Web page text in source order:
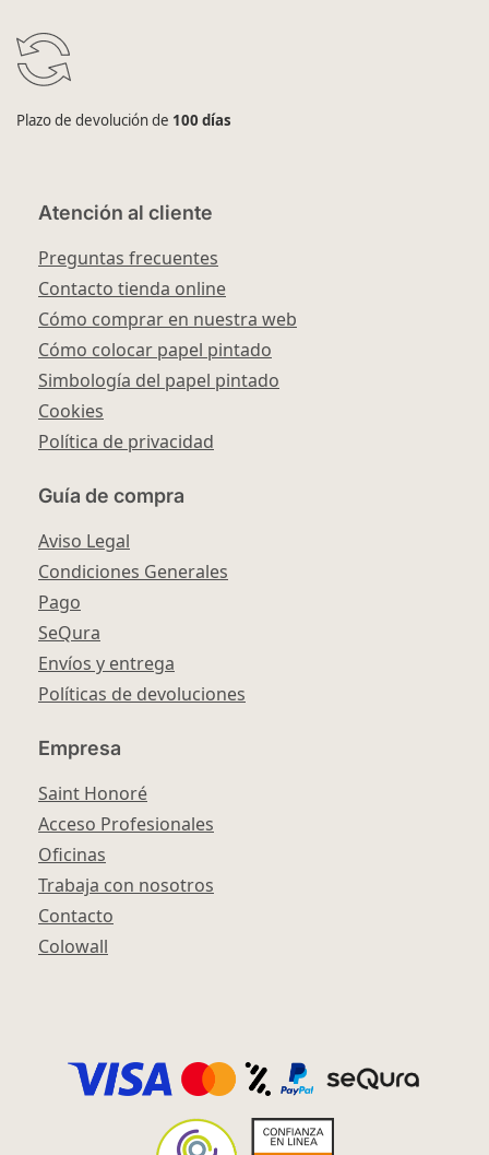
Plazo de devolución de 100 días
Atención al cliente
Preguntas frecuentes
Contacto tienda online
Cómo comprar en nuestra web
Cómo colocar papel pintado
Simbología del papel pintado
Cookies
Política de privacidad
Guía de compra
Aviso Legal
Condiciones Generales
Pago
SeQura
Envíos y entrega
Políticas de devoluciones
Empresa
Saint Honoré
Acceso Profesionales
Oficinas
Trabaja con nosotros
Contacto
Colowall